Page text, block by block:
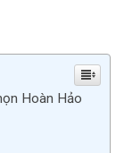
Hoàn Hảo